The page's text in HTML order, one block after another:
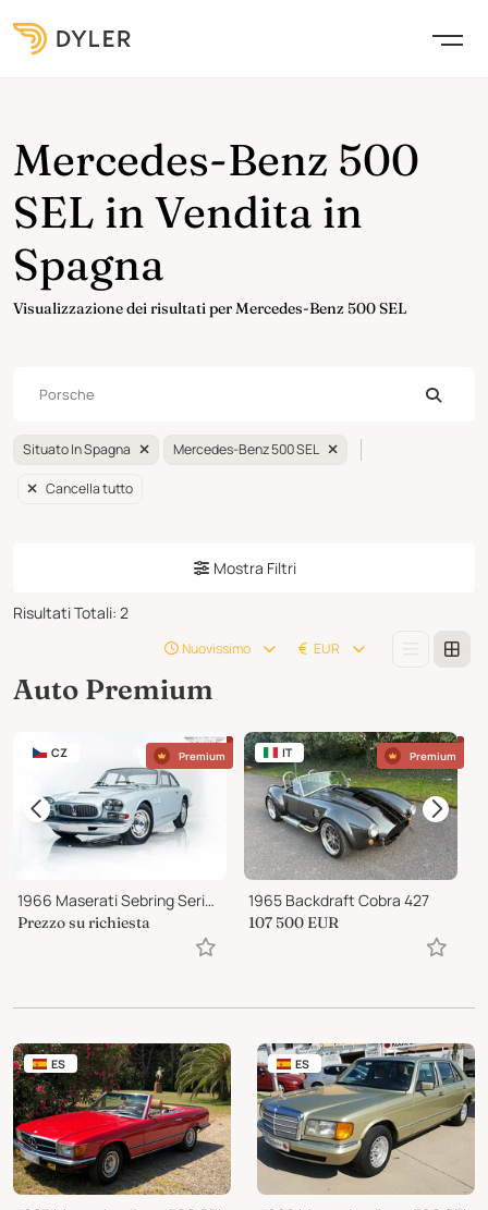
Mercedes-Benz 500
SEL in Vendita in
Spagna
Visualizzazione dei risultati per Mercedes-Benz 500 SEL
Situato In Spagna Mercedes-Benz 500 SEL
Cancella tutto
Mostra Filtri
Risultati Totali: 2
Nuovissimo EUR
Auto Premium
CZ Premium
1966 Maserati Sebring Series II (Tipo AM101/10)
Prezzo su richiesta
IT Premium
1965 Backdraft Cobra 427
107 500 EUR
ES ES